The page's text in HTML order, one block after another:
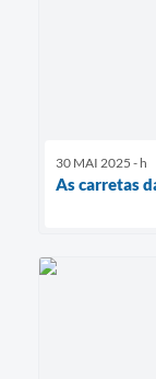
30 MAI 2025 - h
As carretas